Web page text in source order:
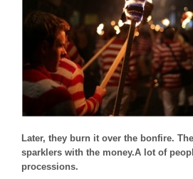
Later, they burn it over the bonfire.
sparklers with the money.A lot of
processions.